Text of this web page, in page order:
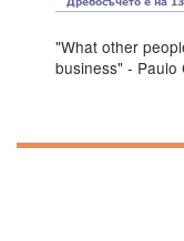
"What other
business" - Paulo